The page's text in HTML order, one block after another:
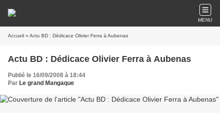
MENU
Accueil » Actu BD : Dédicace Olivier Ferra à Aubenas
Actu BD : Dédicace Olivier Ferra à Aubenas
Publié le 16/09/2008 à 18:44
Par Le grand Mangaque